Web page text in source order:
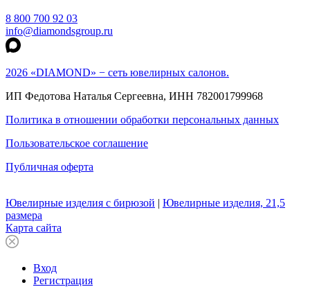
8 800 700 92 03
info@diamondsgroup.ru
2026 «DIAMOND» − сеть ювелирных салонов.
ИП Федотова Наталья Сергеевна, ИНН 782001799968
Политика в отношении обработки персональных данных
Пользовательское соглашение
Публичная оферта
Ювелирные изделия с бирюзой | Ювелирные изделия, 21,5
размера
Карта сайта
Вход
Регистрация